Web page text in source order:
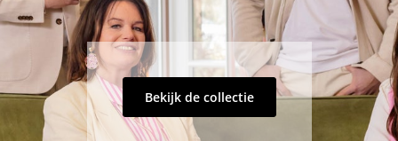
Bekijk de collectie